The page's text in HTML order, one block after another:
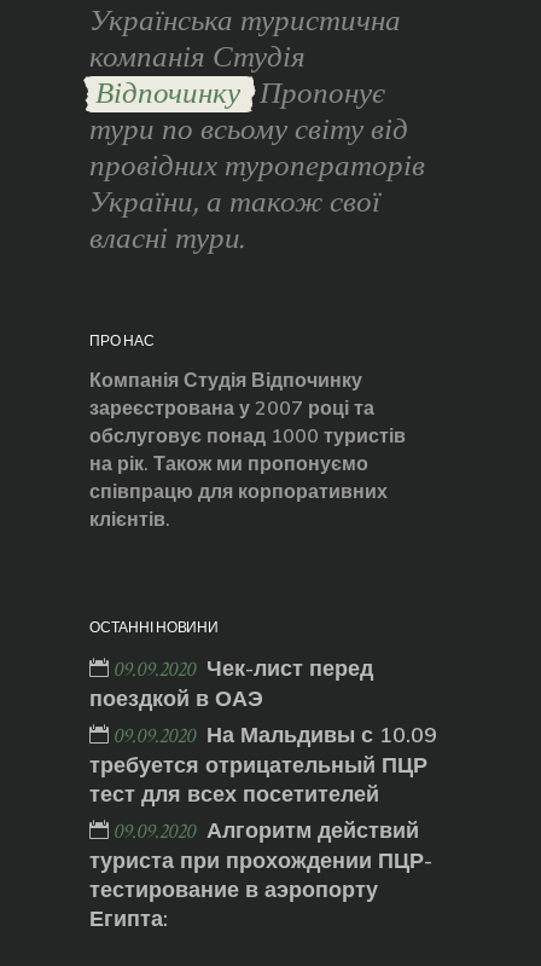
Українська туристична
компанія Студія
Відпочинку Пропонує
тури по всьому світу від
провідних туроператорів
України, а також свої
власні тури.
ПРО НАС
Компанія Студія Відпочинку
зареєстрована у 2007 році та
обслуговує понад 1000 туристів
на рік. Також ми пропонуємо
співпрацю для корпоративних
клієнтів.
ОСТАННІ НОВИНИ
09.09.2020 Чек-лист перед
поездкой в ОАЭ
09.09.2020 На Мальдивы с 10.09
требуется отрицательный ПЦР
тест для всех посетителей
09.09.2020 Алгоритм действий
туриста при прохождении ПЦР-
тестирование в аэропорту
Египта: